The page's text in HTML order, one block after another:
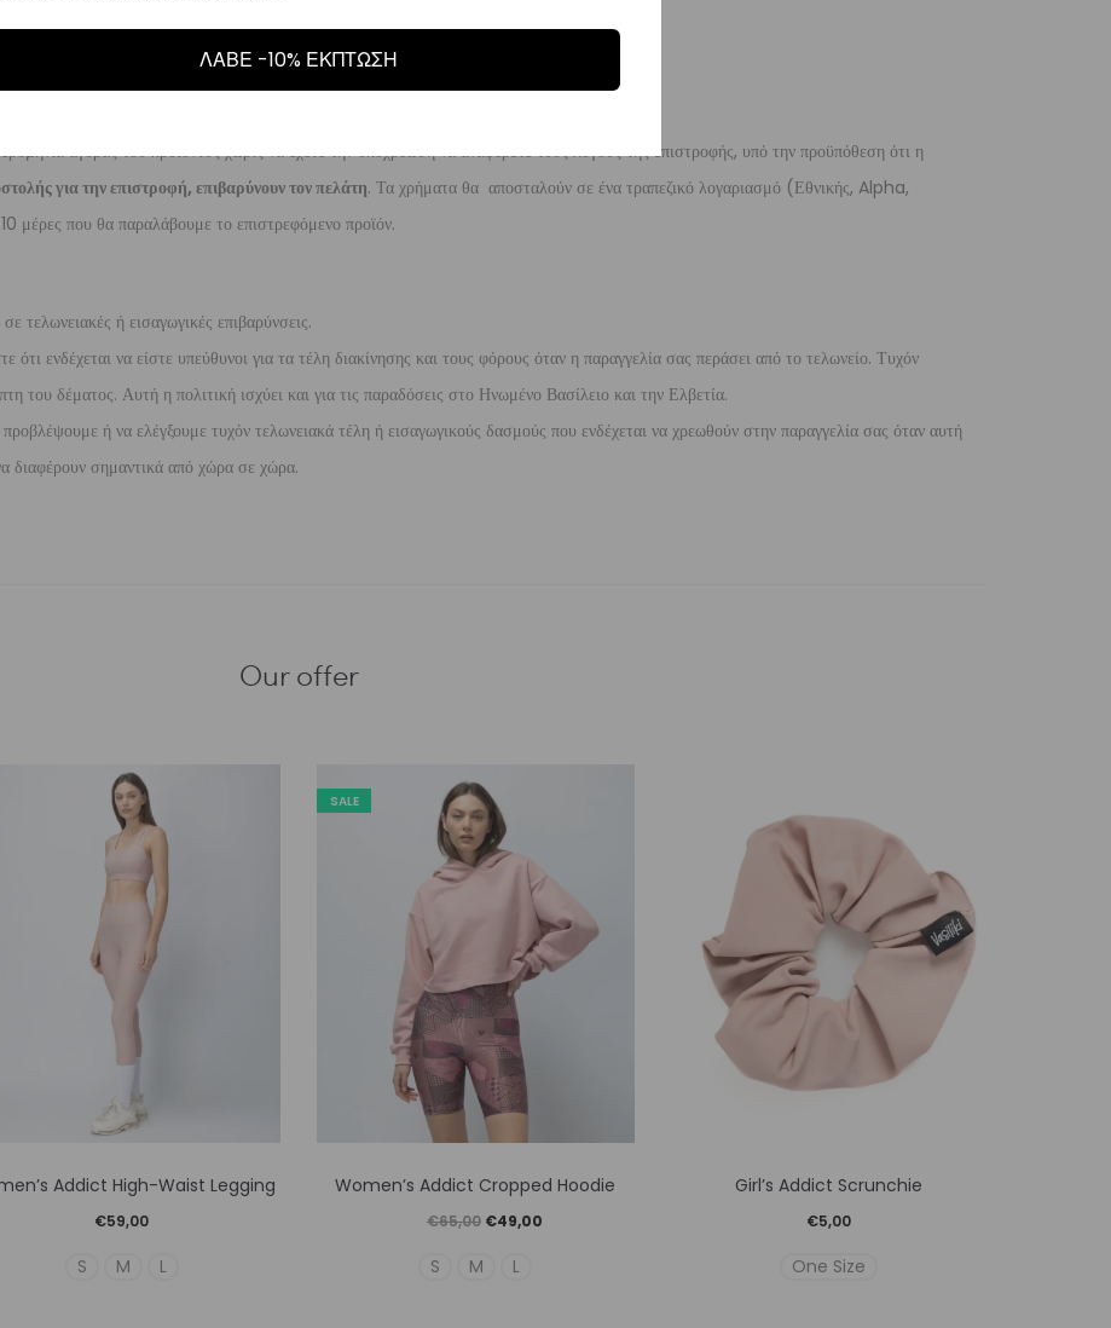
ημέρες.
αγοράς του προϊόντος χωρίς να έχετε την υποχρέωση να αναφέρετε τους λόγους της επιστροφής, υπό την προϋπόθεση ότι η
για την επιστροφή, επιβαρύνουν τον πελάτη. Τα χρήματα θα αποσταλούν σε ένα τραπεζικό λογαριασμό (Εθνικής, Alpha,
που θα παραλάβουμε το επιστρεφόμενο προϊόν.
τελωνειακές ή εισαγωγικές επιβαρύνσεις.
ενδέχεται να είστε υπεύθυνοι για τα τέλη διακίνησης και τους φόρους όταν η παραγγελία σας περάσει από το τελωνείο. Τυχόν
του δέματος. Αυτή η πολιτική ισχύει και για τις παραδόσεις στο Ηνωμένο Βασίλειο και την Ελβετία.
ή να ελέγξουμε τυχόν τελωνειακά τέλη ή εισαγωγικούς δασμούς που ενδέχεται να χρεωθούν στην παραγγελία σας όταν αυτή
διαφέρουν σημαντικά από χώρα σε χώρα.
Our offer
το
έχει
Addict High-Waist Legging
€59,00
S M L
SALE
το
προϊόν
έχει
Women’s Addict Cropped Hoodie
€65,00 Original
price
€49,00Η
S M L
το
Girl’s Addict Scrunchie
€5,00
One Size
ΛΑΒΕ -10% ΕΚΠΤΩΣΗ